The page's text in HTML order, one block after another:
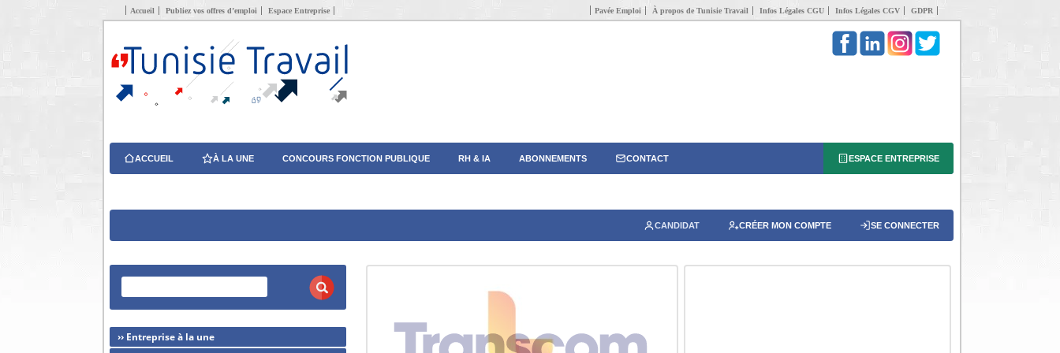
Accueil Publiez vos offres d’emploi Espace Entreprise Pavée Emploi À propos de Tunisie Travail Infos Légales CGU Infos Légales CGV GDPR
ACCUEIL À LA UNE CONCOURS FONCTION PUBLIQUE RH & IA ABONNEMENTS CONTACT ESPACE ENTREPRISE
CANDIDAT CRÉER MON COMPTE SE CONNECTER
›› Entreprise à la une